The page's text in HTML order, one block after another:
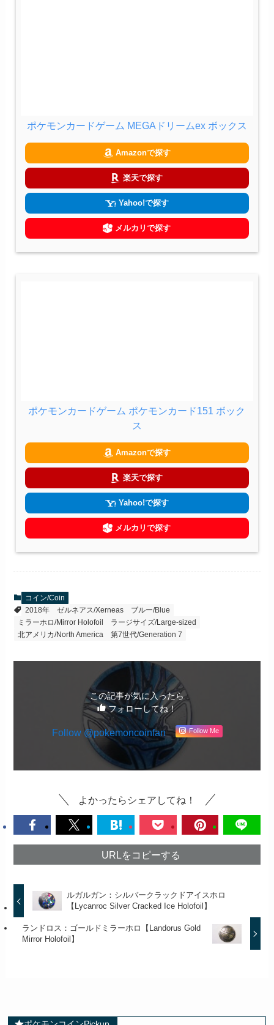
ポケモンカードゲーム MEGAドリームex ボックス
Amazonで探す
楽天で探す
Yahoo!で探す
メルカリで探す
ポケモンカードゲーム ポケモンカード151 ボック
ス
Amazonで探す
楽天で探す
Yahoo!で探す
メルカリで探す
コイン/Coin
2018年
ゼルネアス/Xerneas
ブルー/Blue
ミラーホロ/Mirror Holofoil
ラージサイズ/Large-sized
北アメリカ/North America
第7世代/Generation 7
この記事が気に入ったら
フォローしてね！
Follow @pokemoncoinfan Follow Me
よかったらシェアしてね！
URLをコピーする
ルガルガン：シルバークラックドアイスホロ
【Lycanroc Silver Cracked Ice Holofoil】
ランドロス：ゴールドミラーホロ【Landorus Gold
Mirror Holofoil】